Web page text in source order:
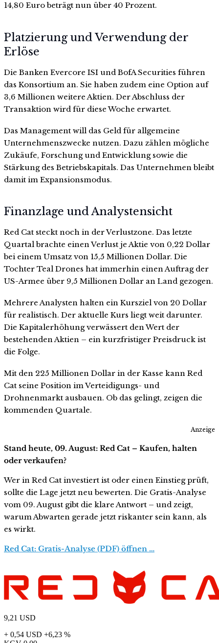
14,80 Euro beträgt nun über 40 Prozent.
Platzierung und Verwendung der
Erlöse
Die Banken Evercore ISI und BofA Securities führen
das Konsortium an. Sie haben zudem eine Option auf
3,6 Millionen weitere Aktien. Der Abschluss der
Transaktion wird für diese Woche erwartet.
Das Management will das Geld für allgemeine
Unternehmenszwecke nutzen. Dazu zählen mögliche
Zukäufe, Forschung und Entwicklung sowie die
Stärkung des Betriebskapitals. Das Unternehmen bleibt
damit im Expansionsmodus.
Finanzlage und Analystensicht
Red Cat steckt noch in der Verlustzone. Das letzte
Quartal brachte einen Verlust je Aktie von 0,22 Dollar
bei einem Umsatz von 15,5 Millionen Dollar. Die
Tochter Teal Drones hat immerhin einen Auftrag der
US-Armee über 9,5 Millionen Dollar an Land gezogen.
Mehrere Analysten halten ein Kursziel von 20 Dollar
für realistisch. Der aktuelle Kurs liegt weit darunter.
Die Kapitalerhöhung verwässert den Wert der
bestehenden Aktien – ein kurzfristiger Preisdruck ist
die Folge.
Mit den 225 Millionen Dollar in der Kasse kann Red
Cat seine Position im Verteidigungs- und
Drohnenmarkt ausbauen. Ob das gelingt, zeigen die
kommenden Quartale.
Anzeige
Stand heute, 09. August: Red Cat – Kaufen, halten
oder verkaufen?
Wer in Red Cat investiert ist oder einen Einstieg prüft,
sollte die Lage jetzt neu bewerten. Die Gratis-Analyse
vom 09. August gibt die klare Antwort – und zeigt,
warum Abwarten gerade jetzt riskanter sein kann, als
es wirkt.
Red Cat: Gratis-Analyse (PDF) öffnen …
9,21 USD
+ 0,54 USD +6,23 %